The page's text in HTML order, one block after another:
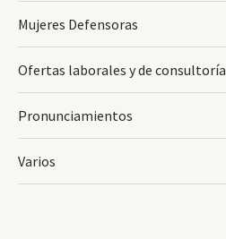
Mujeres Defensoras
Ofertas laborales y de consultoría
Pronunciamientos
Varios